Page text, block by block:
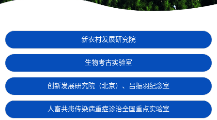
新农村发展研究院
生物考古实验室
创新发展研究院（北京）、吕振羽纪念室
人畜共患传染病重症诊治全国重点实验室